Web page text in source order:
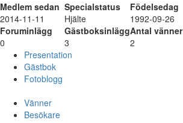
Medlem sedan Specialstatus
Födelsedag
2014-11-11
Hjälte
1992-09-26
Foruminlägg
GästboksinläggAntal vänner
0
3
2
Presentation
Gästbok
Fotoblogg
Vänner
Besökare